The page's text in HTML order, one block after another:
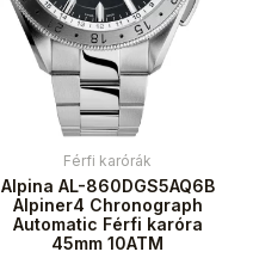
Férfi karórák
Alpina AL-860DGS5AQ6B
Alpiner4 Chronograph
Automatic Férfi karóra
45mm 10ATM